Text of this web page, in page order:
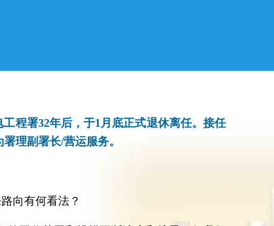
程署32年后，于1月底正式退休离任。接任
理副署长/营运服务。
向有何看法？